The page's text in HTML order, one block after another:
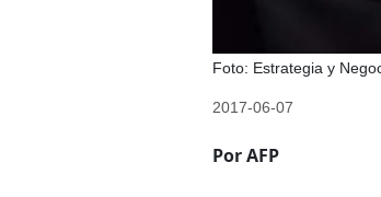
Foto: Estrategia y
2017-06-07
Por AFP